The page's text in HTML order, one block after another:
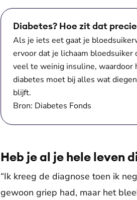
Diabetes? Hoe zit dat
Als je iets eet gaat je
ervoor dat je lichaam
veel te weinig insuline, waardoor
diabetes moet bij alles wat
blijft.
Bron: Diabetes Fonds
Heb je al je hele leven
“Ik kreeg de diagnose toen ik
gewoon griep had, maar het